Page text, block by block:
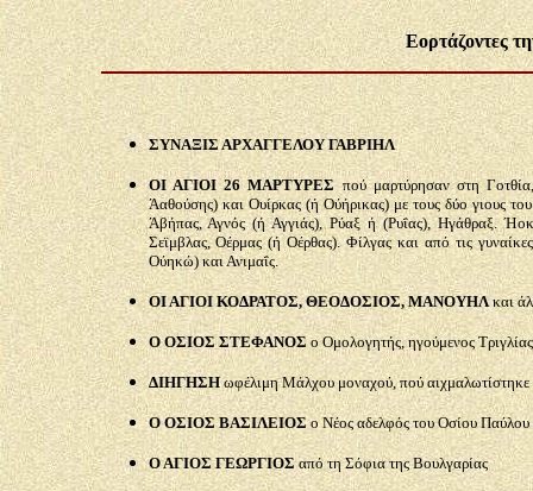
Εορτάζοντες
ΣΥΝΑΞΙΣ ΑΡΧΑΓΓΕΛΟΥ ΓΑΒΡΙΗΛ
ΟΙ ΑΓΙΟΙ 26 ΜΑΡΤΥΡΕΣπού μαρτύρησαν στη
Άαθούσης) και Ουίρκας (ή Ούήρικας) με τους δύο γιους του
Άβήπας, Αγνός (ή Αγγιάς), Ρύαξ ή (Ρυΐας), Ηγάθραξ.
Σεϊμβλας, Οέρμας (ή Οέρθας). Φίλγας και από τις
Ούηκώ) και Ανιμαΐς.
ΟΙ ΑΓΙΟΙ ΚΟΔΡΑΤΟΣ, ΘΕΟΔΟΣΙΟΣ, ΜΑΝΟΥΗΛκαι
Ο ΟΣΙΟΣ ΣΤΕΦΑΝΟΣο Ομολογητής, ηγούμενος Τριγλίας
ΔΙΗΓΗΣΗωφέλιμη Μάλχου μοναχού, πού αιχμαλωτίστηκε
Ο ΟΣΙΟΣ ΒΑΣΙΛΕΙΟΣο Νέος αδελφός του Οσίου
Ο ΑΓΙΟΣ ΓΕΩΡΓΙΟΣαπό τη Σόφια της Βουλγαρίας